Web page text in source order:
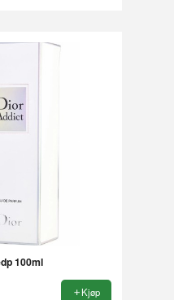
100ml
Kjøp